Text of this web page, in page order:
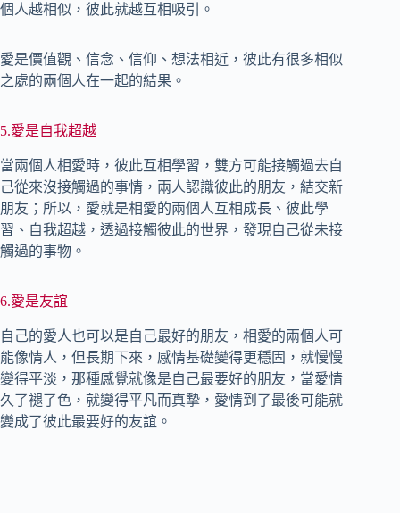
個人越相似，彼此就越互相吸引。
愛是價值觀、信念、信仰、想法相近，彼此有很多相似
之處的兩個人在一起的結果。
5.愛是自我超越
當兩個人相愛時，彼此互相學習，雙方可能接觸過去自
己從來沒接觸過的事情，兩人認識彼此的朋友，結交新
朋友；所以，愛就是相愛的兩個人互相成長、彼此學
習、自我超越，透過接觸彼此的世界，發現自己從未接
觸過的事物。
6.愛是友誼
自己的愛人也可以是自己最好的朋友，相愛的兩個人可
能像情人，但長期下來，感情基礎變得更穩固，就慢慢
變得平淡，那種感覺就像是自己最要好的朋友，當愛情
久了褪了色，就變得平凡而真摯，愛情到了最後可能就
變成了彼此最要好的友誼。